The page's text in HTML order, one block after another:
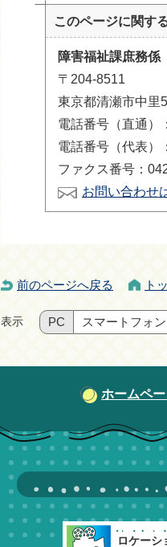
このページに関す
障害福祉課庶務係
〒204-8511
東京都清瀬市中
電話番号（直通）
電話番号（代表）
ファクス番号：
お問い合わせ
前のページへ戻る ト
表示 PC スマートフォン
ホームペ
ロケーシ